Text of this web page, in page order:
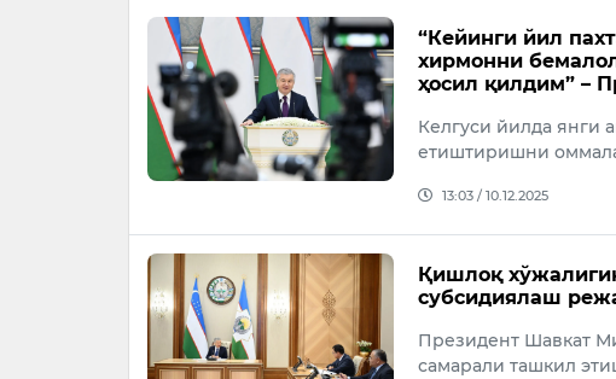
“Кейинги йил
хирмонни
ҳосил қилдим” –
Келгуси йилда янги
етиштиришни
13:03 / 10.12.2025
Қишлоқ
субсидиялаш
Президент Шавкат
самарали ташкил